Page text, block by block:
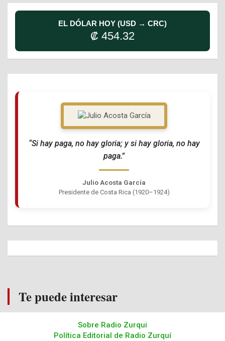
EL DÓLAR HOY (USD → CRC)
₡ 454.32
“Si hay paga, no hay gloria; y si hay gloria, no hay
paga.”
Julio Acosta García
Presidente de Costa Rica (1920–1924)
Te puede interesar
Sobre Radio Zurqui
Política Editorial de Radio Zurquí